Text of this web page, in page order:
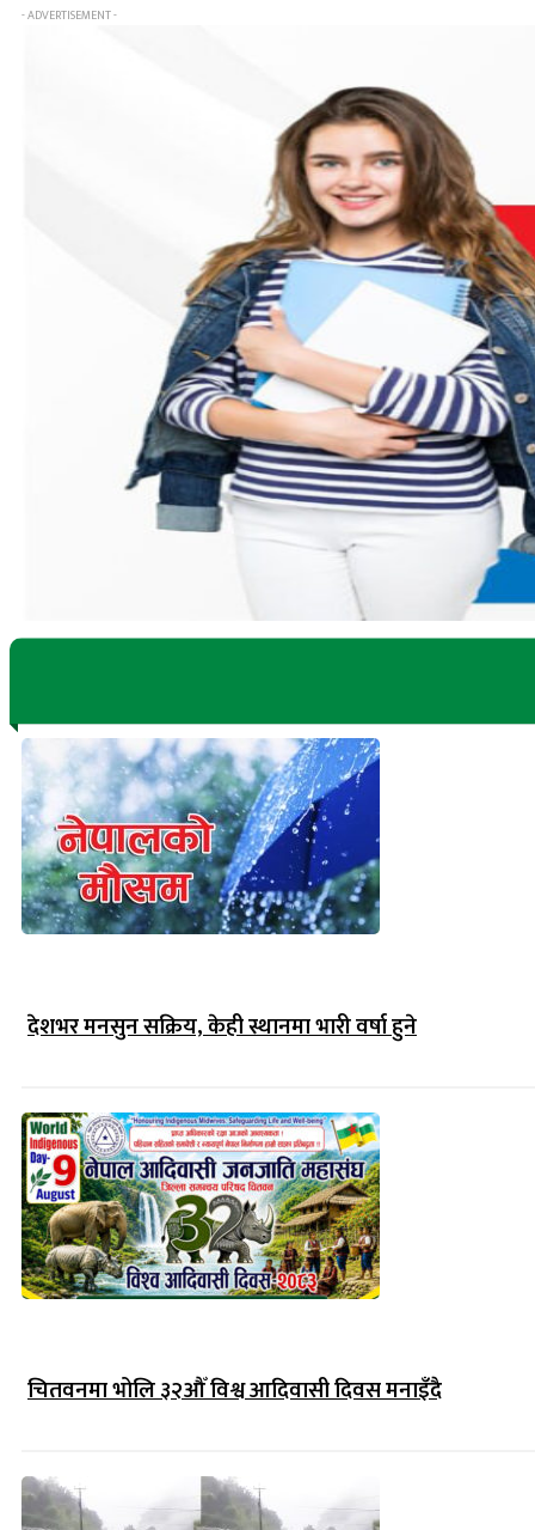
- ADVERTISEMENT -
देशभर मनसुन सक्रिय, केही स्थानमा भारी वर्षा हुने
चितवनमा भोलि ३२औँ विश्व आदिवासी दिवस मनाइँदै